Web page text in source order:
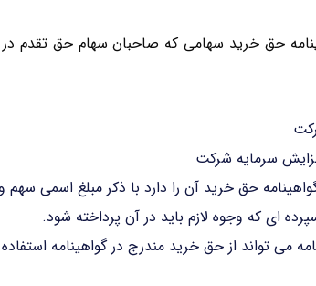
ق. ت) گواهینامه حق خرید سهامی که صاحبان سهام حق
سرمایه شرکت
حق خرید آن را دارد با ذکر مبلغ اسمی
ای که وجوه لازم باید در آن پرداخته شود.
می تواند از حق خرید مندرج در گواهینامه